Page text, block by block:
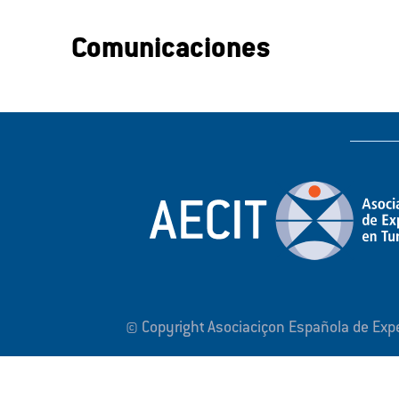
Comunicaciones
© Copyright Asociaciçon Española de